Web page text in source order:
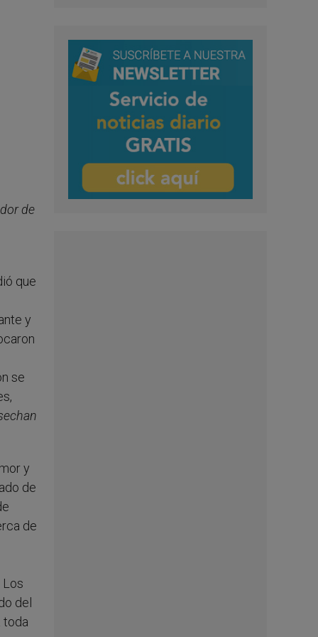
de
que
y
se
y
de
de
Los
del
toda